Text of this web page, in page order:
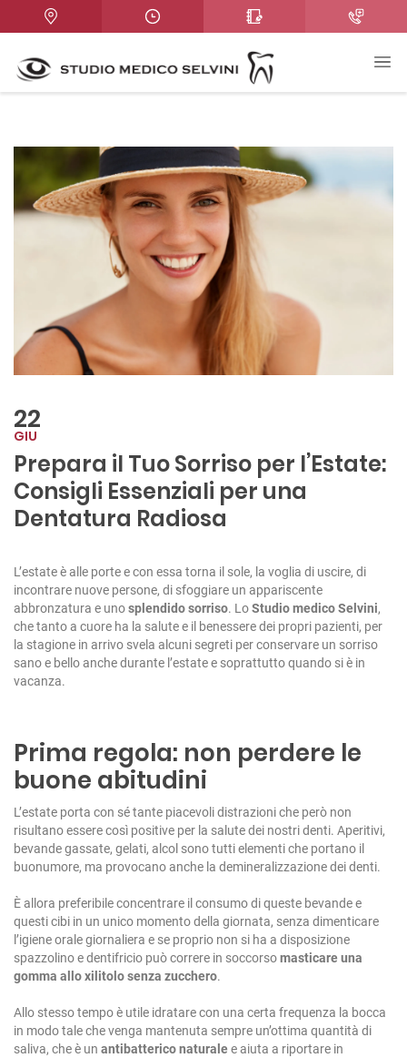
22
GIU
Prepara il Tuo Sorriso per l’Estate:
Consigli Essenziali per una
Dentatura Radiosa
L’estate è alle porte e con essa torna il sole, la voglia di uscire, di
incontrare nuove persone, di sfoggiare un appariscente
abbronzatura e unosplendido sorriso. LoStudio medico Selvini,
che tanto a cuore ha la salute e il benessere dei propri pazienti, per
la stagione in arrivo svela alcuni segreti per conservare un sorriso
sano e bello anche durante l’estate e soprattutto quando si è in
vacanza.
Prima regola: non perdere le
buone abitudini
L’estate porta con sé tante piacevoli distrazioni che però non
risultano essere così positive per la salute dei nostri denti. Aperitivi,
bevande gassate, gelati, alcol sono tutti elementi che portano il
buonumore, ma provocano anche la demineralizzazione dei denti.
È allora preferibile concentrare il consumo di queste bevande e
questi cibi in un unico momento della giornata, senza dimenticare
l’igiene orale giornaliera e se proprio non si ha a disposizione
spazzolino e dentifricio può correre in soccorsomasticare una
gomma allo xilitolo senza zucchero.
Allo stesso tempo è utile idratare con una certa frequenza la bocca
in modo tale che venga mantenuta sempre un’ottima quantità di
saliva, che è un antibatterico naturalee aiuta a riportare in